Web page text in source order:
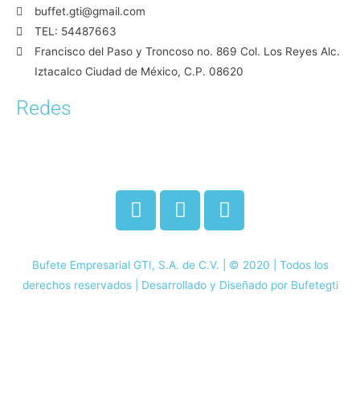
buffet.gti@gmail.com
TEL: 54487663
Francisco del Paso y Troncoso no. 869 Col. Los Reyes Alc.
Iztacalco Ciudad de México, C.P. 08620
Redes
Bufete Empresarial GTI, S.A. de C.V. | © 2020 | Todos los
derechos reservados | Desarrollado y Diseñado por Bufetegti